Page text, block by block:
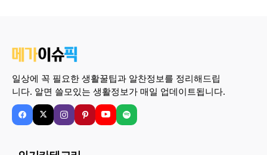
일상에 꼭 필요한 생활꿀팁과 알찬정보를 정리해드립
니다. 알면 쓸모있는 생활정보가 매일 업데이트됩니다.